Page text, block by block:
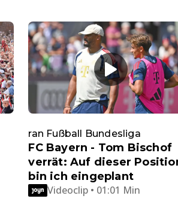
ran Fußball Bundesliga
FC Bayern - Tom Bischof
verrät: Auf dieser
bin ich eingeplant
Videoclip • 01:01 Min